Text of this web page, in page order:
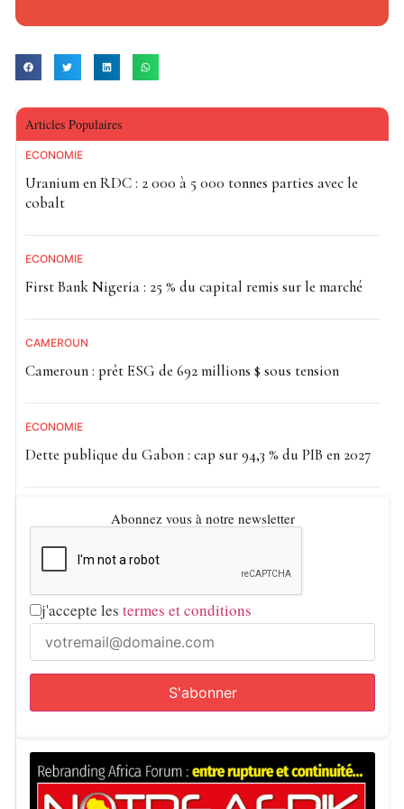
huit points par rapport au scrutin précédent. Pour
obtenir au moins 25 % des voix dans plus des deux tiers
Notre Afrik avec AFP
Articles Populaires
ECONOMIE
Uranium en RDC : 2 000 à 5 000 tonnes parties avec le
cobalt
ECONOMIE
First Bank Nigeria : 25 % du capital remis sur le marché
CAMEROUN
Cameroun : prêt ESG de 692 millions $ sous tension
ECONOMIE
Dette publique du Gabon : cap sur 94,3 % du PIB en 2027
Abonnez vous à notre newsletter
j'accepte les termes et conditions